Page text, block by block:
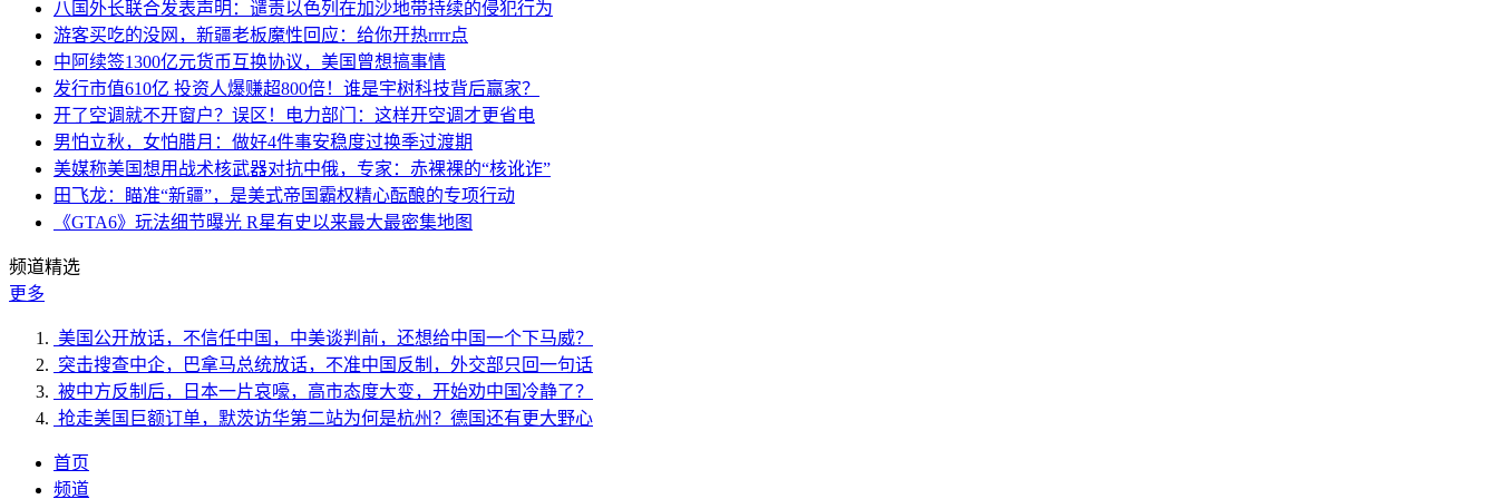
八国外长联合发表声明：谴责以色列在加沙地带持续的侵犯行为
游客买吃的没网，新疆老板魔性回应：给你开热rrrr点
中阿续签1300亿元货币互换协议，美国曾想搞事情
发行市值610亿 投资人爆赚超800倍！谁是宇树科技背后赢家？
开了空调就不开窗户？误区！电力部门：这样开空调才更省电
男怕立秋，女怕腊月：做好4件事安稳度过换季过渡期
美媒称美国想用战术核武器对抗中俄，专家：赤裸裸的“核讹诈”
田飞龙：瞄准“新疆”，是美式帝国霸权精心酝酿的专项行动
《GTA6》玩法细节曝光 R星有史以来最大最密集地图
频道精选
更多
美国公开放话，不信任中国，中美谈判前，还想给中国一个下马威？
突击搜查中企，巴拿马总统放话，不准中国反制，外交部只回一句话
被中方反制后，日本一片哀嚎，高市态度大变，开始劝中国冷静了？
抢走美国巨额订单，默茨访华第二站为何是杭州？德国还有更大野心
首页
频道